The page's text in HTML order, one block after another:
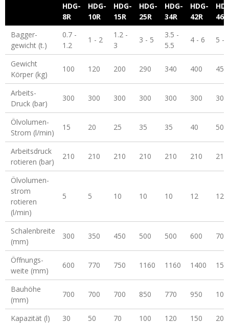
HDG-
8R
HDG-
10R
HDG-
15R
HDG-
25R
HDG-
34R
HDG-
42R
46R
Bagger-
gewicht (t.)
0.7 -
1.2
1 - 2
1.2 -
3
3 - 5
3.5 -
5.5
4 - 6 5 -
Gewicht
Körper (kg)
100 120 200 290 340 400 450
Arbeits-
Druck (bar)
300 300 300 300 300 300 300
Ölvolumen-
Strom (l/min)
15 20 25 35 35 40 50
Arbeitsdruck
rotieren (bar)
210 210 210 210 210 210 210
Ölvolumen-
strom
rotieren
(l/min)
5 5 10 10 10 12 12
Schalenbreite
(mm)
300 350 450 500 500 600 700
Öffnungs-
weite (mm)
600 770 750 1160 1160 1400
Bauhöhe
(mm)
700 700 700 850 770 950
Kapazität (l) 30 50 70 100 120 150 200